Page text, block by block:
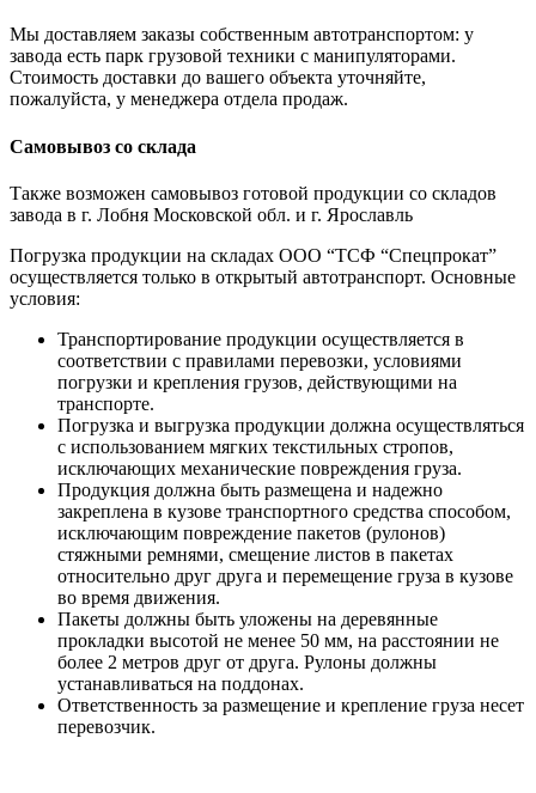
Мы доставляем заказы собственным автотранспортом: у
завода есть парк грузовой техники с манипуляторами.
Стоимость доставки до вашего объекта уточняйте,
пожалуйста, у менеджера отдела продаж.
Самовывоз со склада
Также возможен самовывоз готовой продукции со складов
завода в г. Лобня Московской обл. и г. Ярославль
Погрузка продукции на складах ООО “ТСФ “Спецпрокат”
осуществляется только в открытый автотранспорт. Основные
условия:
Транспортирование продукции осуществляется в
соответствии с правилами перевозки, условиями
погрузки и крепления грузов, действующими на
транспорте.
Погрузка и выгрузка продукции должна осуществляться
с использованием мягких текстильных стропов,
исключающих механические повреждения груза.
Продукция должна быть размещена и надежно
закреплена в кузове транспортного средства способом,
исключающим повреждение пакетов (рулонов)
стяжными ремнями, смещение листов в пакетах
относительно друг друга и перемещение груза в кузове
во время движения.
Пакеты должны быть уложены на деревянные
прокладки высотой не менее 50 мм, на расстоянии не
более 2 метров друг от друга. Рулоны должны
устанавливаться на поддонах.
Ответственность за размещение и крепление груза несет
перевозчик.